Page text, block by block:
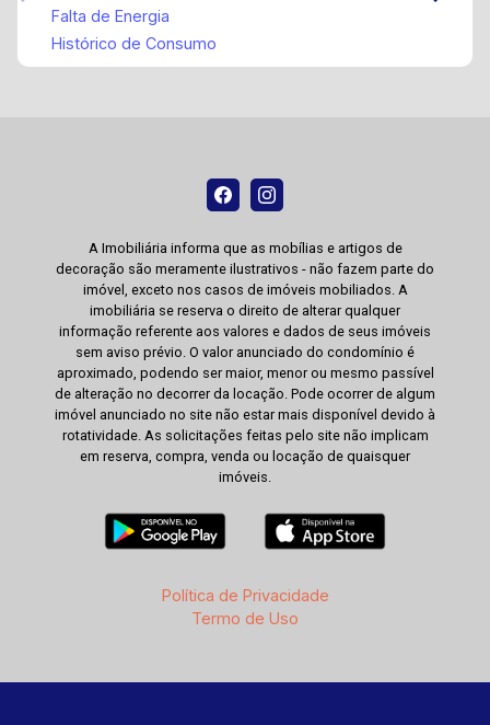
Falta de Energia
Histórico de Consumo
A Imobiliária informa que as mobílias e artigos de
decoração são meramente ilustrativos - não fazem parte do
imóvel, exceto nos casos de imóveis mobiliados. A
imobiliária se reserva o direito de alterar qualquer
informação referente aos valores e dados de seus imóveis
sem aviso prévio. O valor anunciado do condomínio é
aproximado, podendo ser maior, menor ou mesmo passível
de alteração no decorrer da locação. Pode ocorrer de algum
imóvel anunciado no site não estar mais disponível devido à
rotatividade. As solicitações feitas pelo site não implicam
em reserva, compra, venda ou locação de quaisquer
imóveis.
Política de Privacidade
Termo de Uso